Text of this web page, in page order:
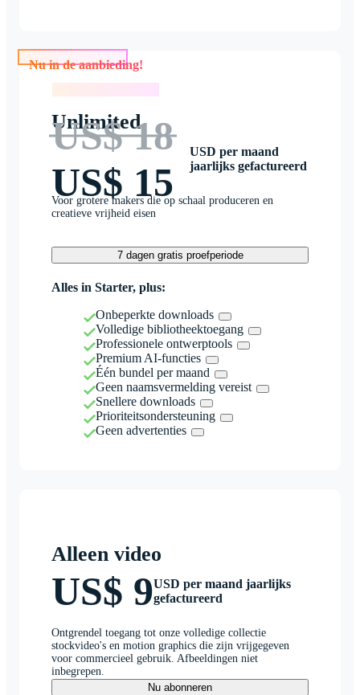
Nu in de aanbieding!
Unlimited
US$ 18
US$ 15
USD per maand
jaarlijks gefactureerd
Voor grotere makers die op schaal produceren en
creatieve vrijheid eisen
7 dagen gratis proefperiode
Alles in Starter, plus:
Onbeperkte downloads
Volledige bibliotheektoegang
Professionele ontwerptools
Premium AI-functies
Één bundel per maand
Geen naamsvermelding vereist
Snellere downloads
Prioriteitsondersteuning
Geen advertenties
Alleen video
US$ 9USD per maand jaarlijks
gefactureerd
Ontgrendel toegang tot onze volledige collectie
stockvideo's en motion graphics die zijn vrijgegeven
voor commercieel gebruik. Afbeeldingen niet
inbegrepen.
Nu abonneren